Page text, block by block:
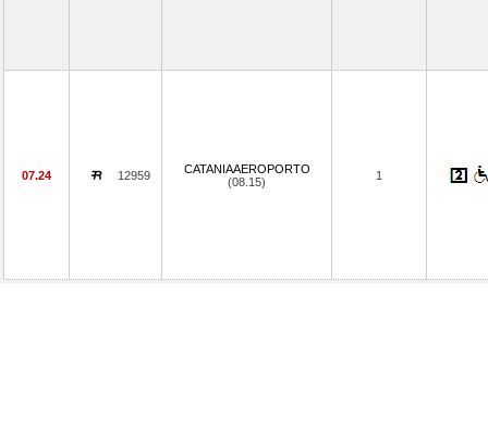
07.24 12959
CATANIAAEROPORTO
(08.15)
1